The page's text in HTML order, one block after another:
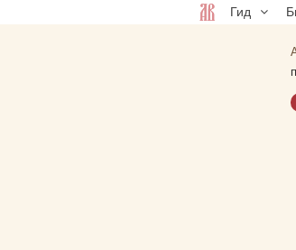
Гид